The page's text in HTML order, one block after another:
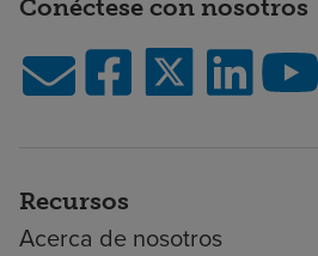
Conéctese con nosotros
Recursos
Acerca de nosotros